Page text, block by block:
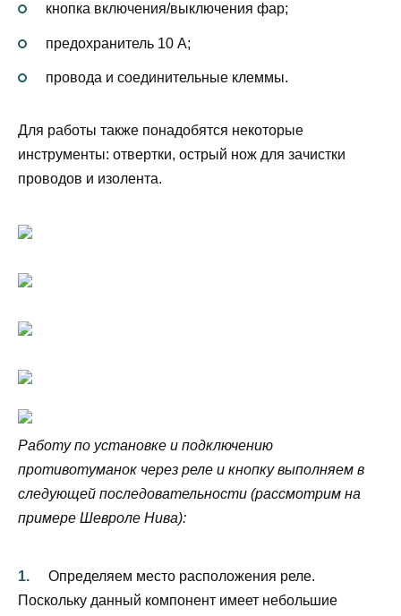
кнопка включения/выключения фар;
предохранитель 10 А;
провода и соединительные клеммы.
Для работы также понадобятся некоторые
инструменты: отвертки, острый нож для зачистки
проводов и изолента.
Работу по установке и подключению
противотуманок через реле и кнопку выполняем в
следующей последовательности (рассмотрим на
примере Шевроле Нива):
Определяем место расположения реле.
Поскольку данный компонент имеет небольшие